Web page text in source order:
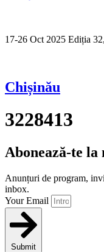
17-26 Oct 2025 Ediția 32,
Chișinău
3228413
Abonează-te la
Anunțuri de program,
inbox.
Your Email
Submit